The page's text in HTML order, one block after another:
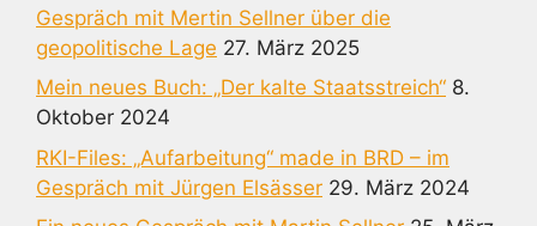
Gespräch mit Mertin Sellner über die
geopolitische Lage 27. März 2025
Mein neues Buch: „Der kalte Staatsstreich“ 8.
Oktober 2024
RKI-Files: „Aufarbeitung“ made in BRD – im
Gespräch mit Jürgen Elsässer 29. März 2024